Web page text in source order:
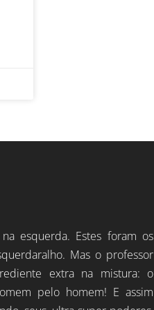
esquerda. Estes foram os
Mas o professor
extra na mistura: o
pelo homem! E assim